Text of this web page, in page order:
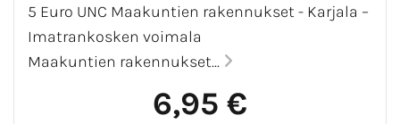
5 Euro UNC Maakuntien rakennukset - Karjala –
Imatrankosken voimala
Maakuntien rakennukset...
6,95 €